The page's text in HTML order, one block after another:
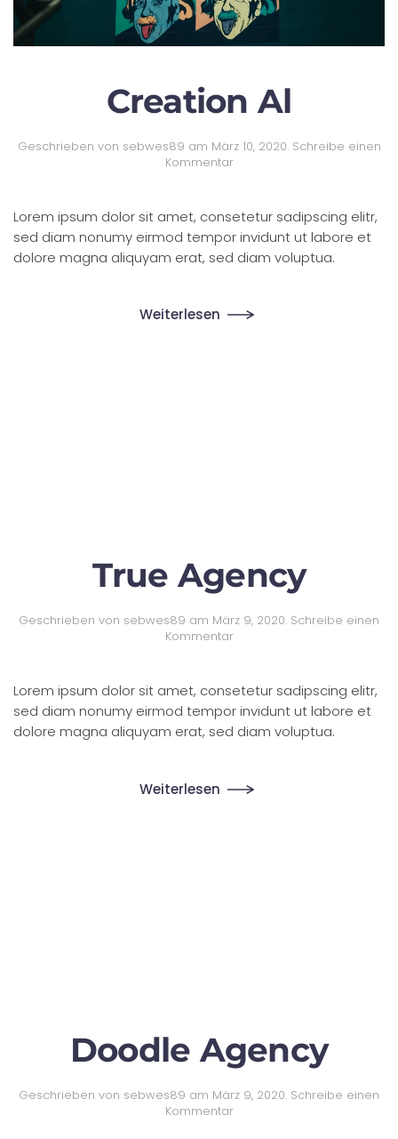
Creation Al
Geschrieben von sebwes89 am März 10, 2020. Schreibe einen
Kommentar
Lorem ipsum dolor sit amet, consetetur sadipscing elitr,
sed diam nonumy eirmod tempor invidunt ut labore et
dolore magna aliquyam erat, sed diam voluptua.
Weiterlesen
True Agency
Geschrieben von sebwes89 am März 9, 2020. Schreibe einen
Kommentar
Lorem ipsum dolor sit amet, consetetur sadipscing elitr,
sed diam nonumy eirmod tempor invidunt ut labore et
dolore magna aliquyam erat, sed diam voluptua.
Weiterlesen
Doodle Agency
Geschrieben von sebwes89 am März 9, 2020. Schreibe einen
Kommentar